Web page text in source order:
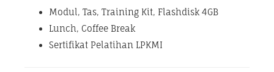
Modul, Tas, Training Kit, Flashdisk 4GB
Lunch, Coffee Break
Sertifikat Pelatihan LPKMI